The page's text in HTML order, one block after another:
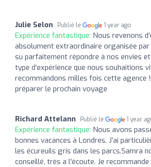
Julie Selon Publié le 1 year ago
Expérience fantastique: Nous revenons
absolument extraordinaire organisée par
su parfaitement répondre à nos envies
type d’expérience que nous souhaitions
recommandons milles fois cette agence
préparer le prochain voyage
Richard Attelann Publié le 1 year
Expérience fantastique: Nous avons
bonnes vacances à Londres. J'ai
les écureuils gris dans les parcs.Samra
conseillé, très a l'écoute. Je